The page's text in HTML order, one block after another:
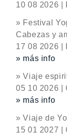
10 08 2026 |
» Festival
Cabezas y
17 08 2026 |
» más info
» Viaje
05 10 2026 |
» más info
» Viaje de
15 01 2027 |